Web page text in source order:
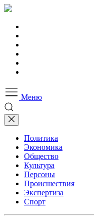
Меню
Политика
Экономика
Общество
Культура
Персоны
Происшествия
Экспертиза
Спорт